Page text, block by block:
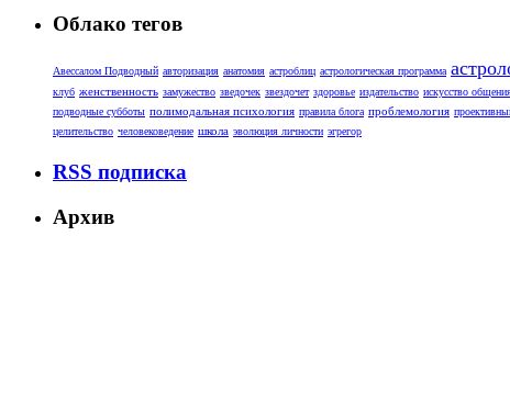
Облако тегов
Авессалом Подводный авторизация анатомия астроблиц астрологическая программа
клуб женственность замужество зведочек звездочет здоровье издательство искусство
подводные субботы полимодальная психология правила блога проблемология
целительство человековедение школа эволюция личности эгрегор
RSS подписка
Архив